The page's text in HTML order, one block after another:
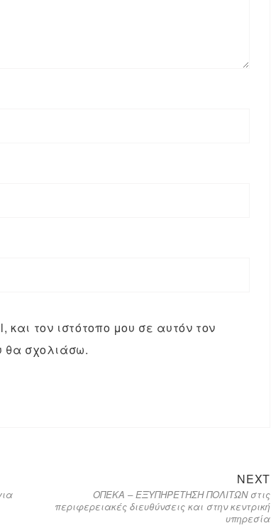
τον ιστότοπο μου σε αυτόν τον
θα σχολιάσω.
NEXT
ΟΠΕΚΑ – ΕΞΥΠΗΡΕΤΗΣΗ ΠΟΛΙΤΩΝ στις
περιφερειακές διευθύνσεις και στην κεντρική
υπηρεσία